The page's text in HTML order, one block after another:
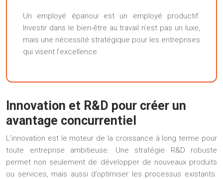
Un employé épanoui est un employé productif.
Investir dans le bien-être au travail n’est pas un luxe,
mais une nécessité stratégique pour les entreprises
qui visent l’excellence.
Innovation et R&D pour créer un
avantage concurrentiel
L’innovation est le moteur de la croissance à long terme pour
toute entreprise ambitieuse. Une stratégie R&D robuste
permet non seulement de développer de nouveaux produits
ou services, mais aussi d’optimiser les processus existants.